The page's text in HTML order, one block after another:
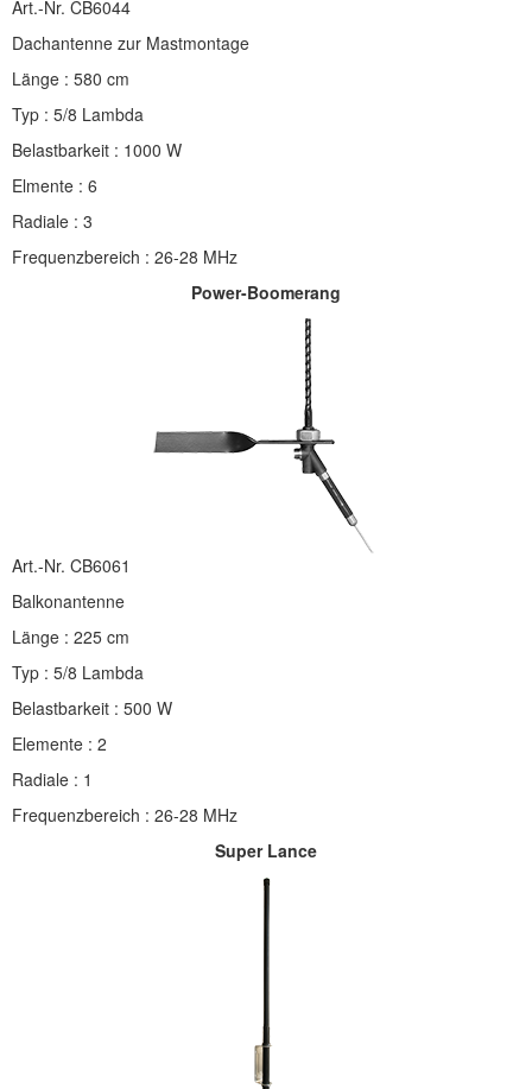
Art.-Nr. CB6044
Dachantenne zur Mastmontage
Länge : 580 cm
Typ : 5/8 Lambda
Belastbarkeit : 1000 W
Elmente : 6
Radiale : 3
Frequenzbereich : 26-28 MHz
Power-Boomerang
Art.-Nr. CB6061
Balkonantenne
Länge : 225 cm
Typ : 5/8 Lambda
Belastbarkeit : 500 W
Elemente : 2
Radiale : 1
Frequenzbereich : 26-28 MHz
Super Lance